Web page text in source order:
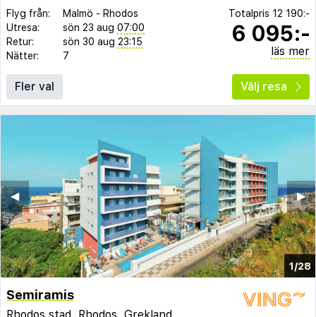
Flyg från: Malmö - Rhodos
Utresa:
sön 23 aug 07:00
Retur:
sön 30 aug 23:15
Nätter:
7
Totalpris 12 190:-
6 095:-
läs mer
Fler val Välj resa
1/28
▶︎
◀︎
Semiramis